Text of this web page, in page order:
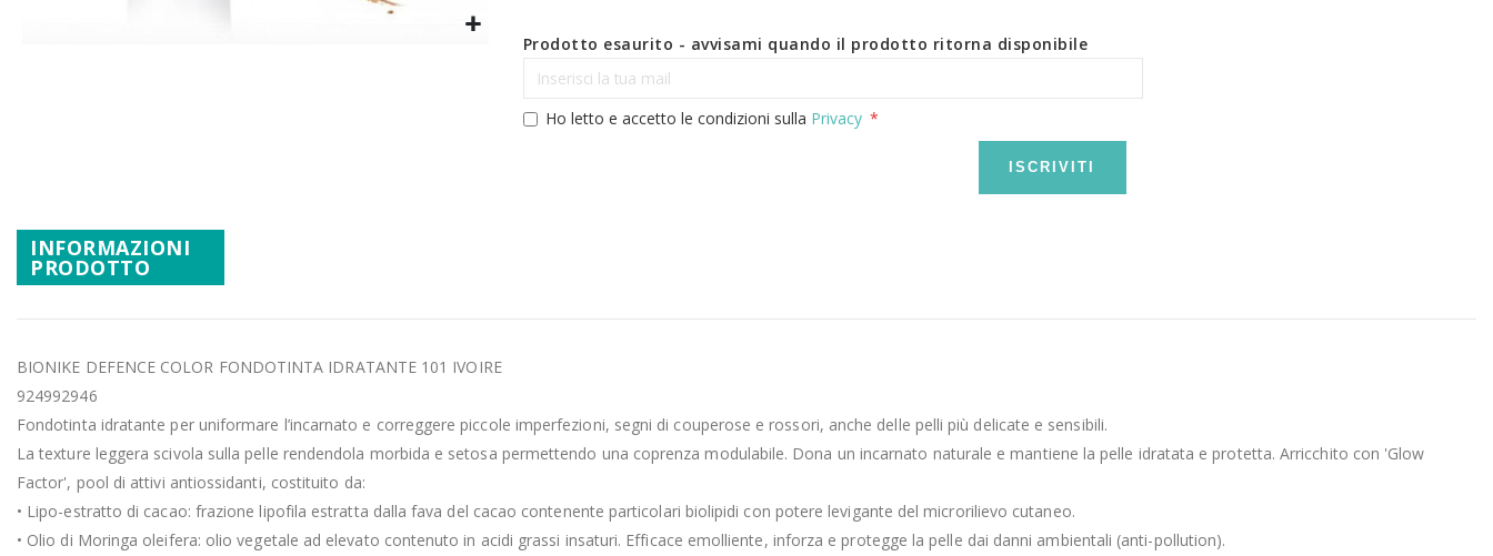
Prodotto esaurito - avvisami quando il prodotto ritorna disponibile
Ho letto e accetto le condizioni sulla Privacy
ISCRIVITI
INFORMAZIONI
PRODOTTO
BIONIKE DEFENCE COLOR FONDOTINTA IDRATANTE 101 IVOIRE
924992946
Fondotinta idratante per uniformare l’incarnato e correggere piccole imperfezioni, segni di couperose e rossori, anche delle pelli più delicate e sensibili.
La texture leggera scivola sulla pelle rendendola morbida e setosa permettendo una coprenza modulabile. Dona un incarnato naturale e mantiene la pelle idratata e protetta. Arricchito con 'Glow
Factor', pool di attivi antiossidanti, costituito da:
• Lipo-estratto di cacao: frazione lipofila estratta dalla fava del cacao contenente particolari biolipidi con potere levigante del microrilievo cutaneo.
• Olio di Moringa oleifera: olio vegetale ad elevato contenuto in acidi grassi insaturi. Efficace emolliente, inforza e protegge la pelle dai danni ambientali (anti-pollution).